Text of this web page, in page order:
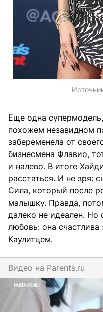
Еще одна
похожем незавидном
забеременела от
бизнесмена Флавио,
и налево. В итоге
расстаться. И не зря:
Сила, который после
малышку. Правда,
далеко не идеален.
любовь: она
Каулитцем.
Видео на parents.ru